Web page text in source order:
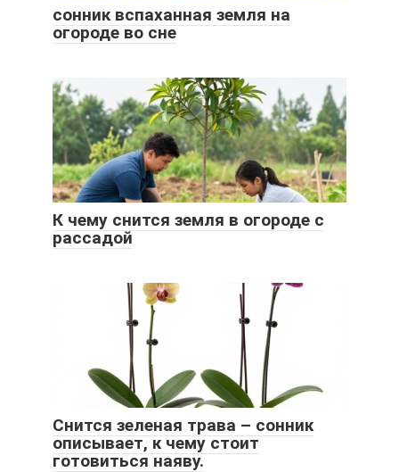
сонник вспаханная земля на
огороде во сне
К чему снится земля в огороде с
рассадой
Снится зеленая трава – сонник
описывает, к чему стоит
готовиться наяву.